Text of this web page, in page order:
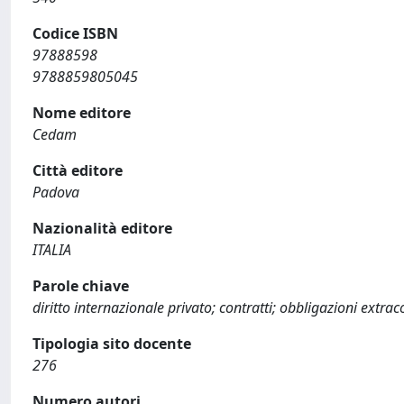
Codice ISBN
97888598
9788859805045
Nome editore
Cedam
Città editore
Padova
Nazionalità editore
ITALIA
Parole chiave
diritto internazionale privato; contratti; obbligazioni
Tipologia sito docente
276